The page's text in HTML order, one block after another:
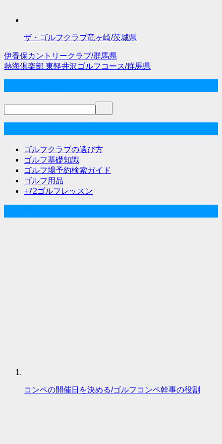
ザ・ゴルフクラブ竜ヶ崎/茨城県
投
稿
ビ
伊香保カントリークラブ/群馬県
熱海倶楽部 東軽井沢ゴルフコース/群馬県
ゴルフクラブの選び方
ゴルフ基礎知識
ゴルフ場予約検索ガイド
ゴルフ用品
+72ゴルフレッスン
コンペの開催日を決める/ゴルフコンペ幹事の役割